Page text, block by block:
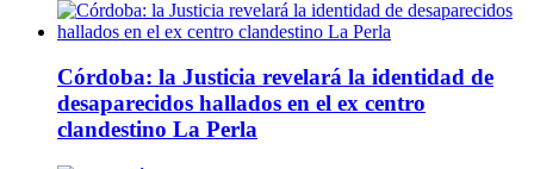
Córdoba: la Justicia revelará la identidad de
desaparecidos hallados en el ex centro
clandestino La Perla